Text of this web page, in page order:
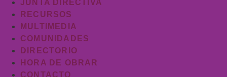
JUNTA DIRECTIVA
RECURSOS
MULTIMEDIA
COMUNIDADES
DIRECTORIO
HORA DE OBRAR
CONTACTO